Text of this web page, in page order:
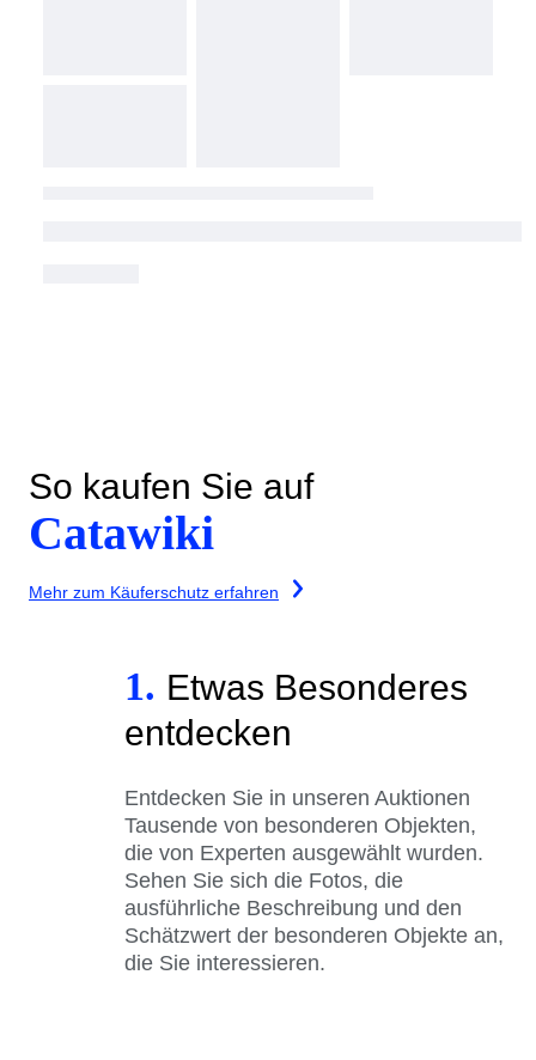
So kaufen Sie auf
Catawiki
Mehr zum Käuferschutz erfahren
1. Etwas Besonderes
entdecken
Entdecken Sie in unseren Auktionen
Tausende von besonderen Objekten,
die von Experten ausgewählt wurden.
Sehen Sie sich die Fotos, die
ausführliche Beschreibung und den
Schätzwert der besonderen Objekte an,
die Sie interessieren.